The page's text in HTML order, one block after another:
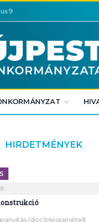
9
HIRDETMÉNYEK
(doc)Megismételt